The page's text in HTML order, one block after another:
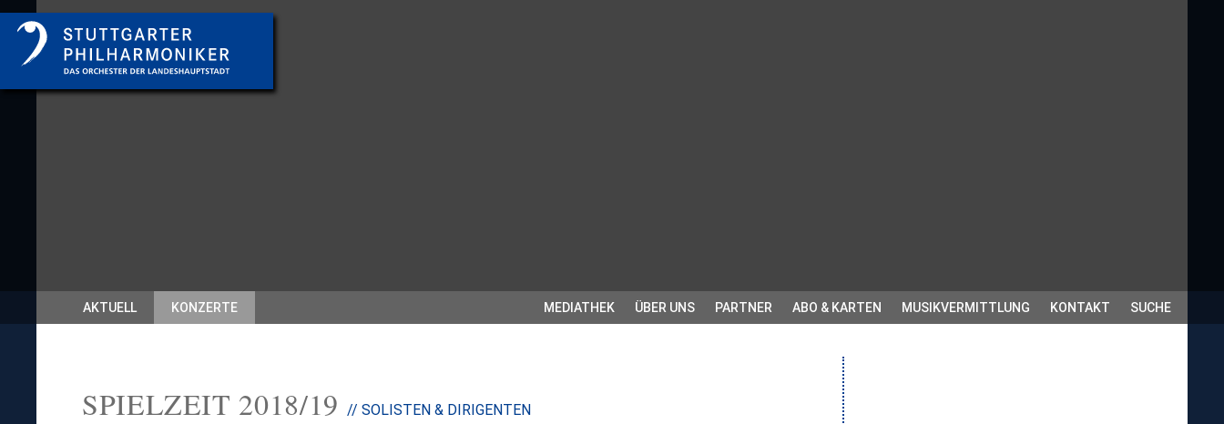
AKTUELL KONZERTE MEDIATHEK ÜBER UNS PARTNER ABO & KARTEN MUSIKVERMITTLUNG KONTAKT SUCHE
SPIELZEIT 2018/19 // SOLISTEN & DIRIGENTEN